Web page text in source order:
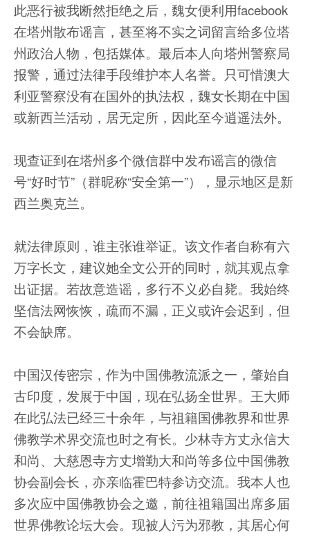
此恶行被我断然拒绝之后，魏女便利用facebook
在塔州散布谣言，甚至将不实之词留言给多位塔
州政治人物，包括媒体。最后本人向塔州警察局
报警，通过法律手段维护本人名誉。只可惜澳大
利亚警察没有在国外的执法权，魏女长期在中国
或新西兰活动，居无定所，因此至今逍遥法外。
现查证到在塔州多个微信群中发布谣言的微信
号“好时节”（群昵称“安全第一”），显示地区是新
西兰奥克兰。
就法律原则，谁主张谁举证。该文作者自称有六
万字长文，建议她全文公开的同时，就其观点拿
出证据。若故意造谣，多行不义必自毙。我始终
坚信法网恢恢，疏而不漏，正义或许会迟到，但
不会缺席。
中国汉传密宗，作为中国佛教流派之一，肇始自
古印度，发展于中国，现在弘扬全世界。王大师
在此弘法已经三十余年，与祖籍国佛教界和世界
佛教学术界交流也时之有长。少林寺方丈永信大
和尚、大慈恩寺方丈增勤大和尚等多位中国佛教
协会副会长，亦亲临霍巴特参访交流。我本人也
多次应中国佛教协会之邀，前往祖籍国出席多届
世界佛教论坛大会。现被人污为邪教，其居心何